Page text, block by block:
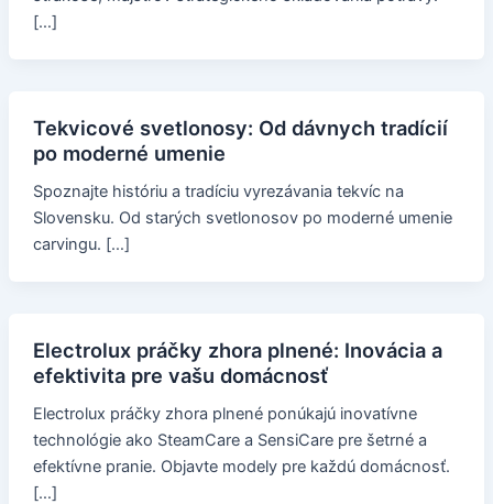
[…]
Tekvicové svetlonosy: Od dávnych tradícií
po moderné umenie
Spoznajte históriu a tradíciu vyrezávania tekvíc na
Slovensku. Od starých svetlonosov po moderné umenie
carvingu. […]
Electrolux práčky zhora plnené: Inovácia a
efektivita pre vašu domácnosť
Electrolux práčky zhora plnené ponúkajú inovatívne
technológie ako SteamCare a SensiCare pre šetrné a
efektívne pranie. Objavte modely pre každú domácnosť.
[…]